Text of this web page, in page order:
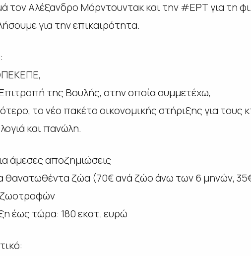
τον Αλέξανδρο Μόρντουντακ και την #ΕΡΤ για τη
για την επικαιρότητα.
της Βουλής, στην οποία συμμετέχω,
το νέο πακέτο οικονομικής στήριξης για
και πανώλη.
άμεσες αποζημιώσεις
θανατωθέντα ζώα (70€ ανά ζώο άνω των 6 μηνών, 35€
ζωοτροφών
έως τώρα: 180 εκατ. ευρώ